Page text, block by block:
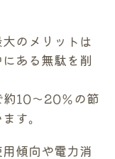
のメリットは
ある無駄を削
約10～20％の節
す。
傾向や電力消